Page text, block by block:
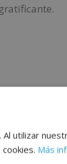
utilizar
Más